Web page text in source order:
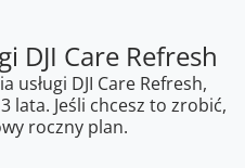
DJI Care Refresh
usługi DJI Care Refresh,
lata. Jeśli chcesz to zrobić,
roczny plan.